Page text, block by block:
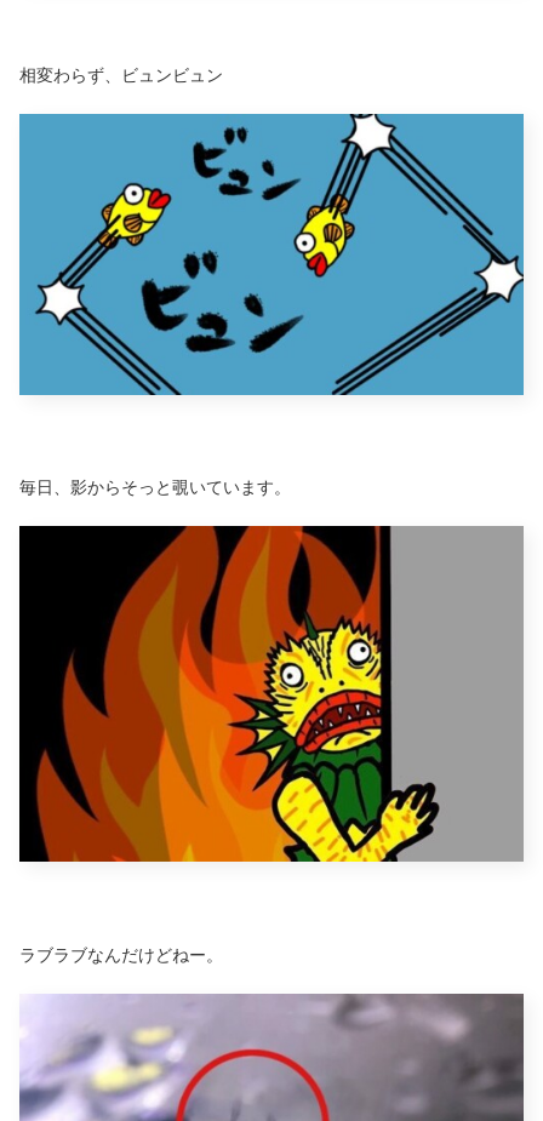
相変わらず、ビュンビュン
毎日、影からそっと覗いています。
ラブラブなんだけどねー。